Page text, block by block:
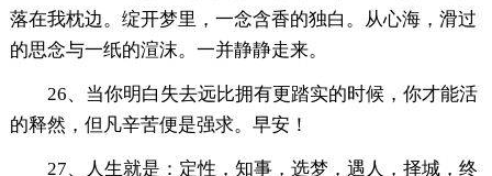
落在我枕边。绽开梦里，一念含香的独白。从心海，滑过
的思念与一纸的渲沫。一并静静走来。
26、当你明白失去远比拥有更踏实的时候，你才能活
的释然，但凡辛苦便是强求。早安！
27、人生就是：定性，知事，选梦，遇人，择城，终